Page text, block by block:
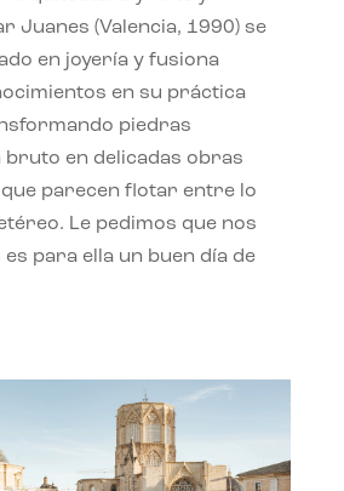
Juanes (Valencia, 1990) se
en joyería y fusiona
en su práctica
piedras
bruto en delicadas obras
parecen flotar entre lo
Le pedimos que nos
para ella un buen día de